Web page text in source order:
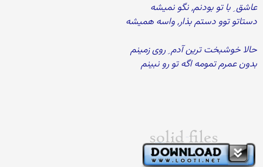
عاشق ِ با تو بودنم, نگو نمیشه
دستاتو توو دستم بذار, واسه همیشه
حالا خوشبخت ترین آدم ِ روی زمینم
بدون عمرم تمومه اگه تو رو نبینم